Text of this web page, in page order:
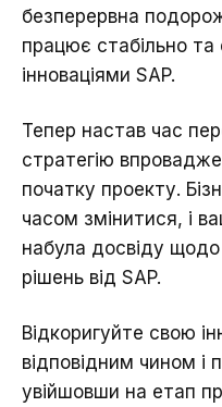
безперервна
працює стабільно
інноваціями SAP.
Тепер настав час
стратегію
початку проекту.
часом змінитися, і
набула досвіду
рішень від SAP.
Відкоригуйте свою
відповідним чином і
увійшовши на етап